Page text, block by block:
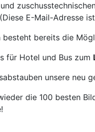
Diese E-Mail-Adresse
besteht bereits die
für Hotel und Bus zum
unsere neu
die 100 besten